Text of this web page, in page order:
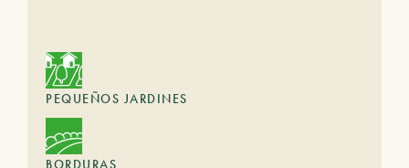
PEQUEÑOS JARDINES
BORDURAS